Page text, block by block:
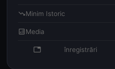
trending_downMinim Istoric
analyticsMedia
database înregistrări